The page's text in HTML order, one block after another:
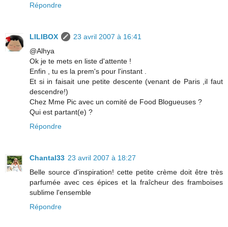
Répondre
LILIBOX
23 avril 2007 à 16:41
@Alhya
Ok je te mets en liste d'attente !
Enfin , tu es la prem's pour l'instant .
Et si in faisait une petite descente (venant de Paris ,il faut
descendre!)
Chez Mme Pic avec un comité de Food Blogueuses ?
Qui est partant(e) ?
Répondre
Chantal33 23 avril 2007 à 18:27
Belle source d'inspiration! cette petite crème doit être très
parfumée avec ces épices et la fraîcheur des framboises
sublime l'ensemble
Répondre